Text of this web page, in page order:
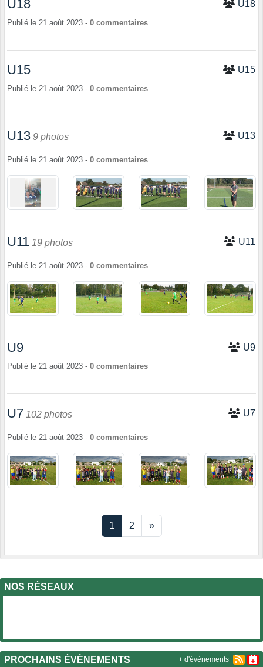
U18 U18
Publié le 21 août 2023 - 0 commentaires
U15 U15
Publié le 21 août 2023 - 0 commentaires
U13 9 photos U13
Publié le 21 août 2023 - 0 commentaires
U11 19 photos U11
Publié le 21 août 2023 - 0 commentaires
U9 U9
Publié le 21 août 2023 - 0 commentaires
U7 102 photos U7
Publié le 21 août 2023 - 0 commentaires
1 2 »
NOS RÉSEAUX
PROCHAINS ÉVÈNEMENTS + d'évènements